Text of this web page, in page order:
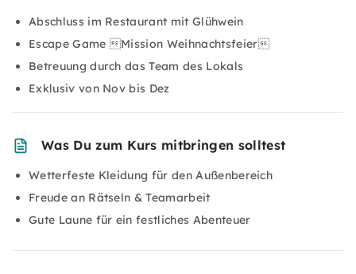
Abschluss im Restaurant mit Glühwein
Escape Game Mission Weihnachtsfeier
Betreuung durch das Team des Lokals
Exklusiv von Nov bis Dez
Was Du zum Kurs mitbringen solltest
Wetterfeste Kleidung für den Außenbereich
Freude an Rätseln & Teamarbeit
Gute Laune für ein festliches Abenteuer